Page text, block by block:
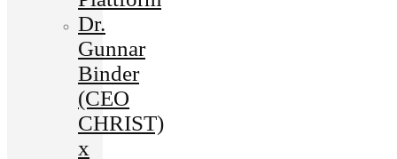
Dr.
Gunnar
Binder
(CEO
CHRIST)
x